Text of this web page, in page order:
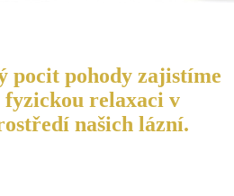
pocit pohody zajistíme
fyzickou relaxaci v
našich lázní.